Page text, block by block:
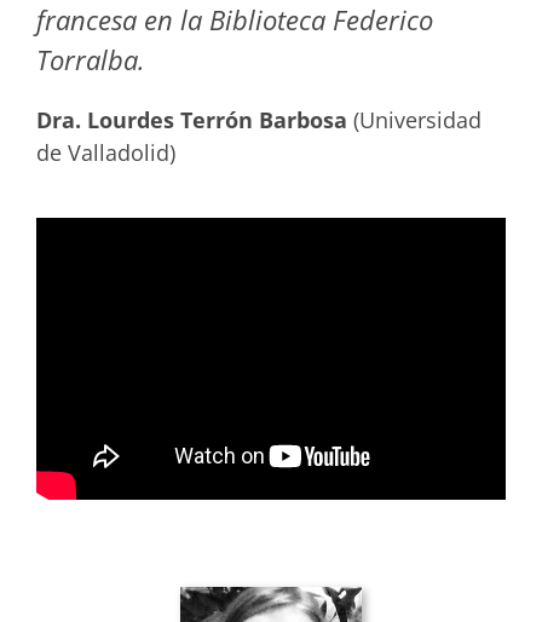
francesa en la Biblioteca Federico
Torralba.
Dra. Lourdes Terrón Barbosa (Universidad
de Valladolid)